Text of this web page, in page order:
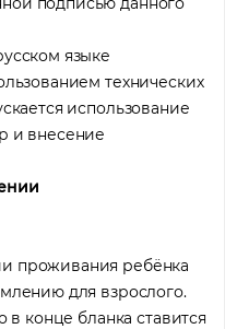
языке
технических
использование
и внесение
проживания ребёнка
для взрослого.
в конце бланка ставится